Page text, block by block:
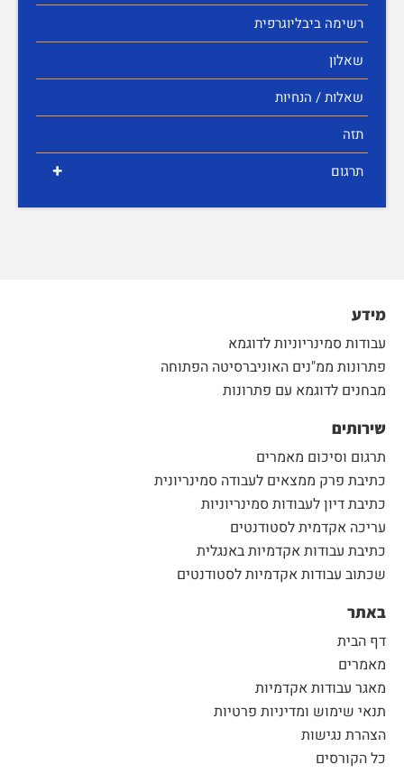
רשימה ביבליוגרפית
שאלון
שאלות / הנחיות
תזה
+ תרגום
מידע
עבודות סמינריוניות לדוגמא
פתרונות ממ"נים האוניברסיטה הפתוחה
מבחנים לדוגמא עם פתרונות
שירותים
תרגום וסיכום מאמרים
כתיבת פרק ממצאים לעבודה סמינריונית
כתיבת דיון לעבודות סמינריוניות
עריכה אקדמית לסטודנטים
כתיבת עבודות אקדמיות באנגלית
שכתוב עבודות אקדמיות לסטודנטים
באתר
דף הבית
מאמרים
מאגר עבודות אקדמיות
תנאי שימוש ומדיניות פרטיות
הצהרת נגישות
כל הקורסים